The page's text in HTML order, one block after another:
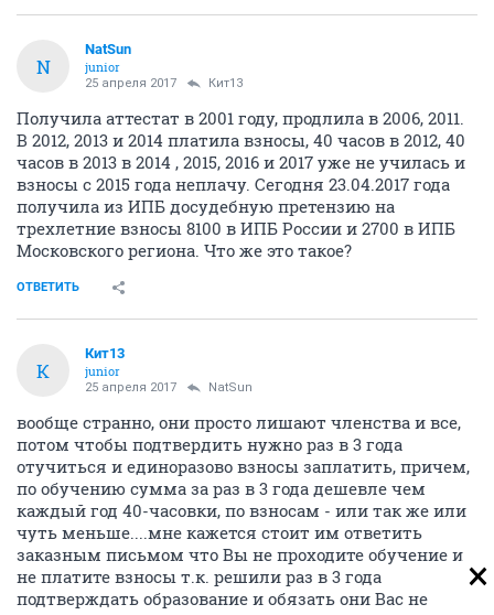
N
NatSun
junior
25 апреля 2017 Кит13
Получила аттестат в 2001 году, продлила в 2006, 2011.
В 2012, 2013 и 2014 платила взносы, 40 часов в 2012, 40
часов в 2013 в 2014 , 2015, 2016 и 2017 уже не училась и
взносы с 2015 года неплачу. Сегодня 23.04.2017 года
получила из ИПБ досудебную претензию на
трехлетние взносы 8100 в ИПБ России и 2700 в ИПБ
Московского региона. Что же это такое?
ОТВЕТИТЬ
К
Кит13
junior
25 апреля 2017 NatSun
вообще странно, они просто лишают членства и все,
потом чтобы подтвердить нужно раз в 3 года
отучиться и единоразово взносы заплатить, причем,
по обучению сумма за раз в 3 года дешевле чем
каждый год 40-часовки, по взносам - или так же или
чуть меньше....мне кажется стоит им ответить
заказным письмом что Вы не проходите обучение и
не платите взносы т.к. решили раз в 3 года
подтверждать образование и обязать они Вас не